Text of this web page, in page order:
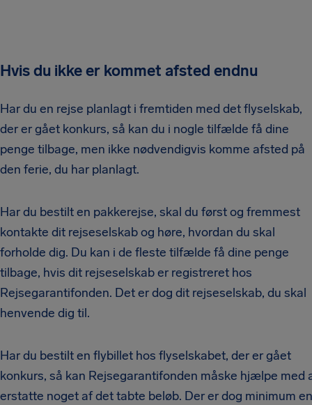
Hvis du ikke er kommet afsted endnu
Har du en rejse planlagt i fremtiden med det flyselskab,
der er gået konkurs, så kan du i nogle tilfælde få dine
penge tilbage, men ikke nødvendigvis komme afsted på
den ferie, du har planlagt.
Har du bestilt en pakkerejse, skal du først og fremmest
kontakte dit rejseselskab og høre, hvordan du skal
forholde dig. Du kan i de fleste tilfælde få dine penge
tilbage, hvis dit rejseselskab er registreret hos
Rejsegarantifonden. Det er dog dit rejseselskab, du skal
henvende dig til.
Har du bestilt en flybillet hos flyselskabet, der er gået
konkurs, så kan Rejsegarantifonden måske hjælpe med
erstatte noget af det tabte beløb. Der er dog minimum en